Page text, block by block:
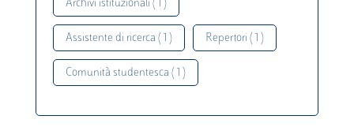
Archivi istituzionali ( 1 )
Assistente di ricerca ( 1 ) Repertori ( 1 )
Comunità studentesca ( 1 )